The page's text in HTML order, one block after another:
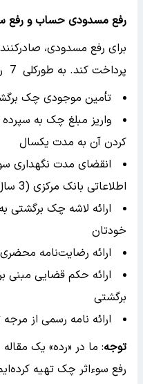
رفع مسدودی حساب و رفع
برای رفع مسدودی،
پرداخت کند. به طورکلی 7 راه برای رفع سوءاثر وجود دارد:
تأمین موجودی چک
واریز مبلغ چک به
کردن آن به مدت یکسال
انقضای مدت نگهداری
اطلاعاتی بانک مرکزی (3 سال)
ارائه لاشه چک برگشتی
خودتان
ارائه رضایت‌نامه
ارائه حکم قضایی مبنی
برگشتی
ارائه نامه رسمی از
توجه: ما در «رده» یک
رفع سوء‌اثر چک تهیه